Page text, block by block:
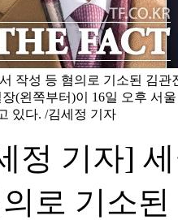
작성 등 혐의로 기소된 김관
(왼쪽부터)이 16일 오후 서
있다. /김세정 기자
정 기자]
로 기소